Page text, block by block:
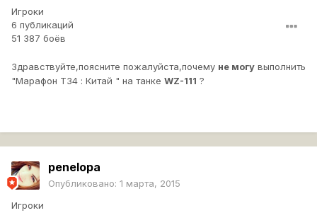
Игроки
6 публикаций
51 387 боёв
Здравствуйте,поясните пожалуйста,почему не могу выполнить
"Марафон Т34 : Китай " на танке WZ-111 ?
penelopa
Опубликовано: 1 марта, 2015
Игроки